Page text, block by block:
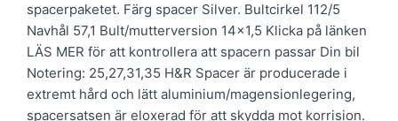
spacerpaketet. Färg spacer Silver. Bultcirkel 112/5
Navhål 57,1 Bult/mutterversion 14×1,5 Klicka på länken
LÄS MER för att kontrollera att spacern passar Din bil
Notering: 25,27,31,35 H&R Spacer är producerade i
extremt hård och lätt aluminium/magensionlegering,
spacersatsen är eloxerad för att skydda mot korrision.